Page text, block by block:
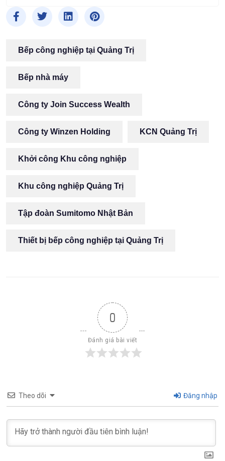
Bếp công nghiệp tại Quảng Trị
Bếp nhà máy
Công ty Join Success Wealth
Công ty Winzen Holding KCN Quảng Trị
Khởi công Khu công nghiệp
Khu công nghiệp Quảng Trị
Tập đoàn Sumitomo Nhật Bản
Thiết bị bếp công nghiệp tại Quảng Trị
0
Đánh giá bài viết
Theo dõi Đăng nhập